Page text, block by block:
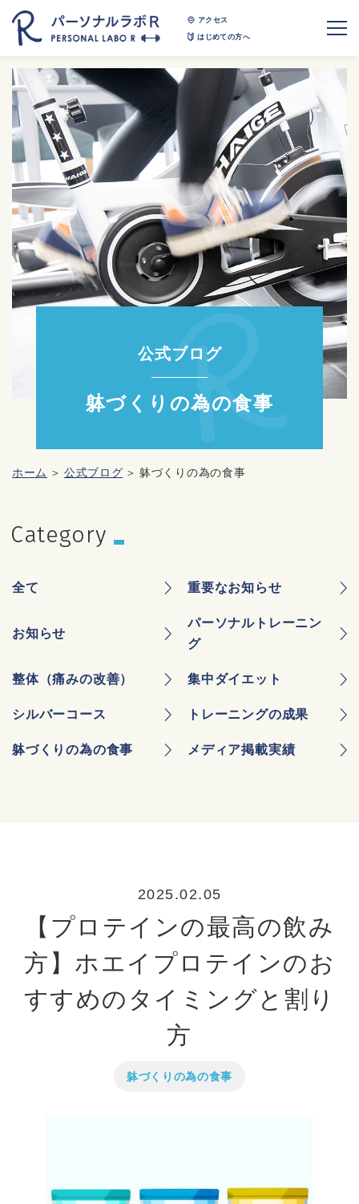
アクセス
はじめての方へ
公式ブログ
躰づくりの為の食事
ホーム 公式ブログ 躰づくりの為の食事
全て 重要なお知らせ
お知らせ
パーソナルトレーニン
グ
整体（痛みの改善） 集中ダイエット
シルバーコース トレーニングの成果
躰づくりの為の食事 メディア掲載実績
2025.02.05
【プロテインの最高の飲み
方】ホエイプロテインのお
すすめのタイミングと割り
方
躰づくりの為の食事